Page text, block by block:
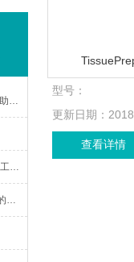
看完这篇文章,你真的懂自己的电动助吸器吗?
详细介绍ROCKER真空泵的结构和工作原理
废液吸取装置主要组成部分及使用的相关介绍
型号：
更新日期：
查看详情